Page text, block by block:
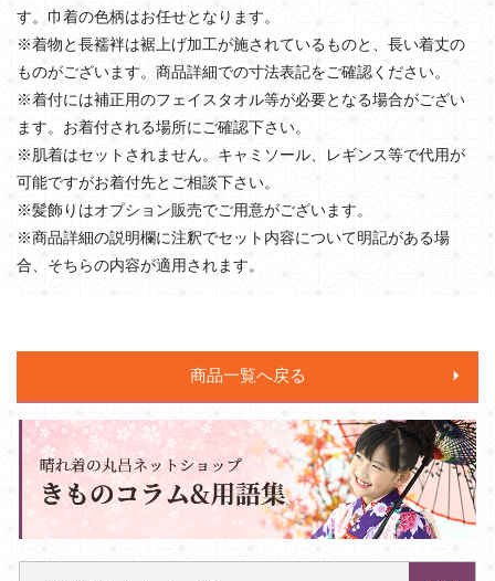
す。巾着の色柄はお任せとなります。
※着物と長襦袢は裾上げ加工が施されているものと、長い着丈の
ものがございます。商品詳細での寸法表記をご確認ください。
※着付には補正用のフェイスタオル等が必要となる場合がござい
ます。お着付される場所にご確認下さい。
※肌着はセットされません。キャミソール、レギンス等で代用が
可能ですがお着付先とご相談下さい。
※髪飾りはオプション販売でご用意がございます。
※商品詳細の説明欄に注釈でセット内容について明記がある場
合、そちらの内容が適用されます。
商品一覧へ戻る